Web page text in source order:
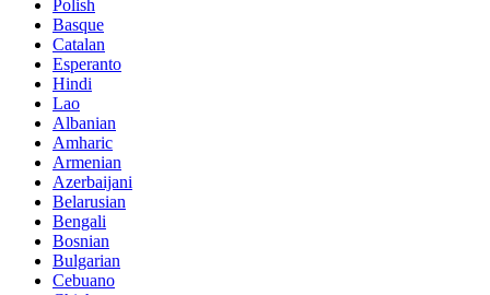
Polish
Basque
Catalan
Esperanto
Hindi
Lao
Albanian
Amharic
Armenian
Azerbaijani
Belarusian
Bengali
Bosnian
Bulgarian
Cebuano